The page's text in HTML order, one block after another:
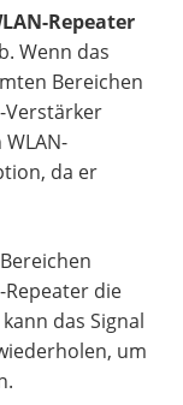
Repeater
Wenn das
Bereichen
Verstärker
da er
die
das Signal
um